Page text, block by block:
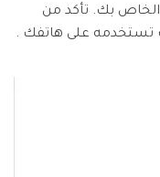
الدخول باستخدام بيانات حساب Google الخاص بك. تأكد من